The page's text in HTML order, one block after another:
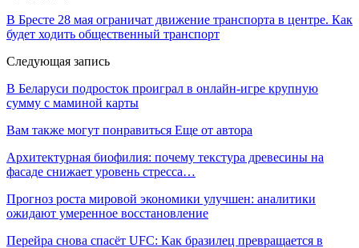
В Бресте 28 мая ограничат движение транспорта в центре. Как
будет ходить общественный транспорт
Следующая запись
В Беларуси подросток проиграл в онлайн-игре крупную
сумму с маминой карты
Вам также могут понравиться Еще от автора
Архитектурная биофилия: почему текстура древесины на
фасаде снижает уровень стресса…
Прогноз роста мировой экономики улучшен: аналитики
ожидают умеренное восстановление
Перейра снова спасёт UFC: Как бразилец превращается в